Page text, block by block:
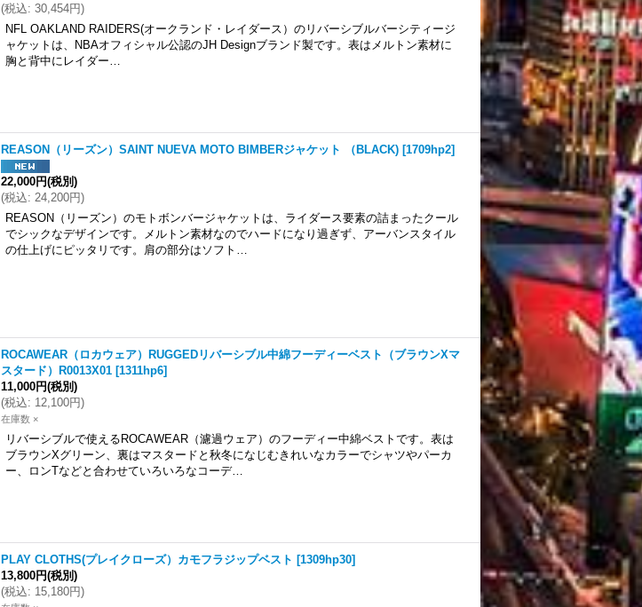
(税込: 30,454円)
NFL OAKLAND RAIDERS(オークランド・レイダース）のリバーシブルバーシティージ
ャケットは、NBAオフィシャル公認のJH Designブランド製です。表はメルトン素材に
胸と背中にレイダー…
REASON（リーズン）SAINT NUEVA MOTO BIMBERジャケット （BLACK) [1709hp2]
22,000円(税別)
(税込: 24,200円)
REASON（リーズン）のモトボンバージャケットは、ライダース要素の詰まったクール
でシックなデザインです。メルトン素材なのでハードになり過ぎず、アーバンスタイル
の仕上げにピッタリです。肩の部分はソフト…
ROCAWEAR（ロカウェア）RUGGEDリバーシブル中綿フーディーベスト（ブラウンXマ
スタード）R0013X01 [1311hp6]
11,000円(税別)
(税込: 12,100円)
在庫数 ×
リバーシブルで使えるROCAWEAR（濾過ウェア）のフーディー中綿ベストです。表は
ブラウンXグリーン、裏はマスタードと秋冬になじむきれいなカラーでシャツやパーカ
ー、ロンTなどと合わせていろいろなコーデ…
PLAY CLOTHS(プレイクローズ）カモフラジップベスト [1309hp30]
13,800円(税別)
(税込: 15,180円)